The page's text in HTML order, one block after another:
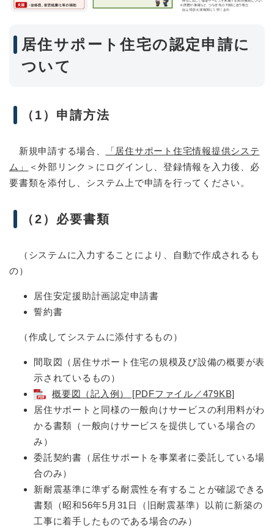
居住サポート住宅の認定申請に
ついて
（1）申請方法
新規申請する場合、
「居住サポート住宅情報提供システ
ム」
＜外部リンク＞ にログインし、登録情報を入力後、必
要書類を添付し、システム上で申請を行ってください。
（2）必要書類
（システムに入力することにより、自動で作成されるも
の）
居住安定援助計画認定申請書
誓約書
（作成してシステムに添付するもの）
間取図（居住サポート住宅の規模及び設備の概要が表
示されているもの）
概要図（記入例） [PDFファイル／479KB]
居住サポートと同様の一般向けサービスの利用料がわ
かる書類（一般向けサービスを提供している場合の
み）
委託契約書（居住サポートを事業者に委託している場
合のみ）
新耐震基準に準ずる耐震性を有することが確認できる
書類（昭和56年5月31日（旧耐震基準）以前に新築の
工事に着手したものである場合のみ）